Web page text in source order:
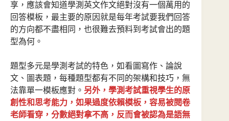
享，應該會知道學測英文作文絕對沒有一個萬用的
回答模板，最主要的原因就是每年考試要我們回答
的方向都不盡相同，也很難去預料到考試會出的題
型為何。
題型多元是學測考試的特色，如看圖寫作、論說
文、圖表題，每種題型都有不同的架構和技巧，無
法靠單一模板應對。 另外，學測考試重視學生的原
創性和思考能力，如果過度依賴模板，容易被閱卷
老師看穿，分數絕對拿不高，反而會被認為是語無